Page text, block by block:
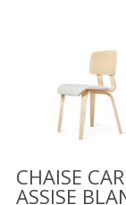
SOUHAITS
CHAISE
ASSISE